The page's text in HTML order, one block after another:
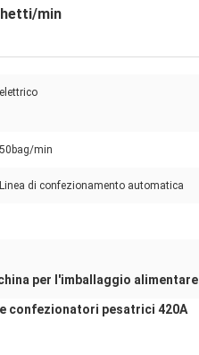
min
elettrico
50bag/min
Linea di confezionamento automatica
per l'imballaggio alimentare
confezionatori pesatrici 420A